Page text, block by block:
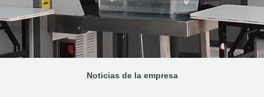
Noticias de la empresa